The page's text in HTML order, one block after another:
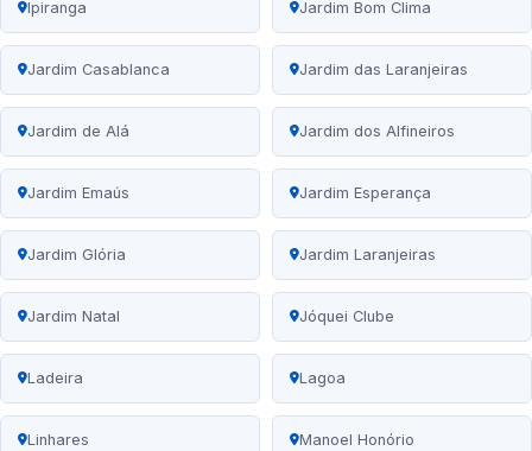
Ipiranga Jardim Bom Clima
Jardim Casablanca Jardim das Laranjeiras
Jardim de Alá Jardim dos Alfineiros
Jardim Emaús Jardim Esperança
Jardim Glória Jardim Laranjeiras
Jardim Natal Jóquei Clube
Ladeira Lagoa
Linhares Manoel Honório